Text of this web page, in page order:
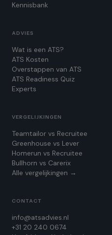
Kennisbank
ADVIES
Wat is een ATS?
ATS Kosten
Overstappen van ATS
ATS Readiness Quiz
Experts
VERGELIJKINGEN
Teamtailor vs Recruitee
Greenhouse vs Lever
Homerun vs Recruitee
Bullhorn vs Carerix
Alle vergelijkingen →
CONTACT
info@atsadvies.nl
+31 20 240 0674